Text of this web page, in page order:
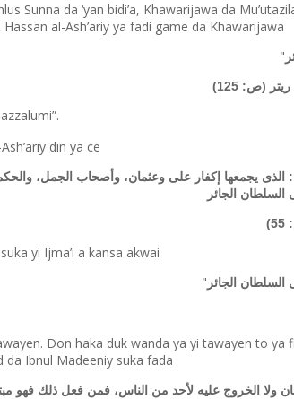
Sunna da ‘yan bidi’a, Khawarijawa da
al-Ash’ariy ya fadi game da Khawarijawa
"
(ص: 125)
din ya ce
الذى يجمعها إكفار على وعثمان، وأصحاب الجمل،
الجائر
yi Ijma’i a kansa akwai
" الجائر
Don haka duk wanda ya yi tawayen to ya
da Ibnul Madeeniy suka fada
ولا الخروج عليه لأحد من الناس، فمن فعل ذلك فهو